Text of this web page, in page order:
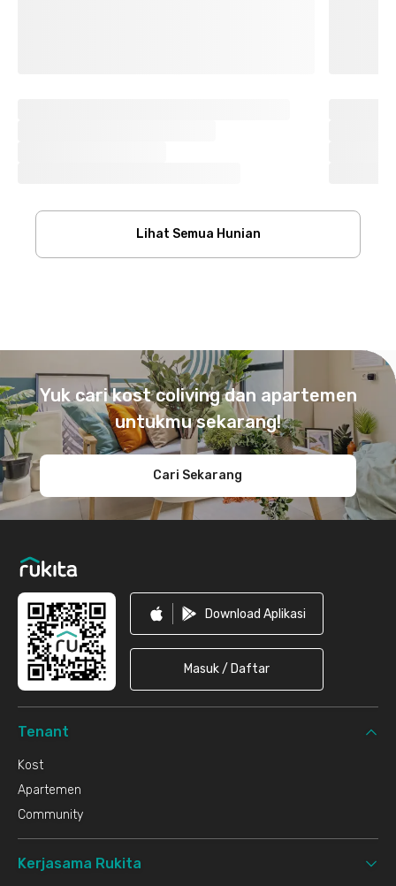
Lihat Semua Hunian
Yuk cari kost coliving dan apartemen
untukmu sekarang!
Cari Sekarang
Download Aplikasi
Masuk / Daftar
Tenant
Kost
Apartemen
Community
Kerjasama Rukita